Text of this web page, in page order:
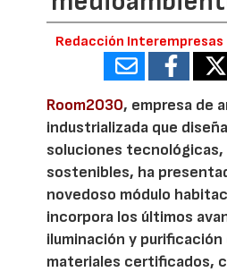
Redacción Interempresas
Room2030, empresa de
industrializada que
soluciones tecnológicas,
sostenibles, ha
novedoso módulo
incorpora los últimos
iluminación y purificación
materiales certificados,